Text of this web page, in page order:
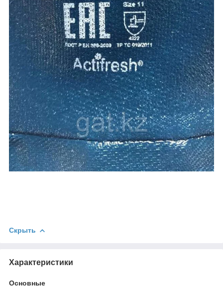
Скрыть
Характеристики
Основные